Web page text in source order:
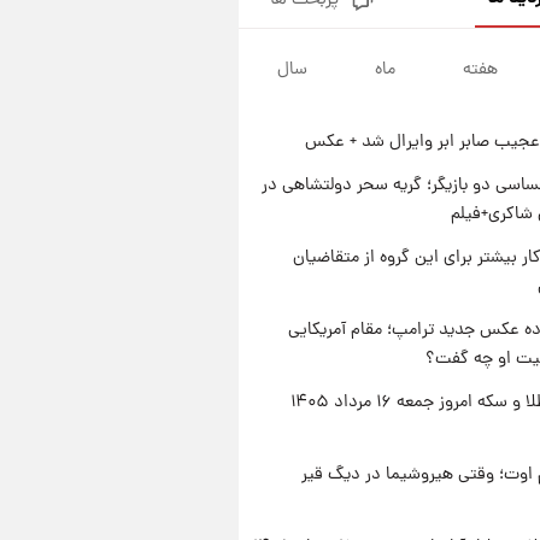
جزئیات فعال‌سازی «کیف پول
ایران» اعلام شد+فیلم
۱ روز پیش
۱۵ مرداد ۱۴۰۵ +جدول
قیمت طلا و سکه امروز پنجشنبه
۱۵ مرداد ۱۴۰۵
شارژ جدید کالابرگ برای سه
هفته ماه سال
صابر ابر وایرال شد + عکس
دو بازیگر؛ گریه سحر دولتشاهی در
بیشتر برای این گروه از متقاضیان
عکس جدید ترامپ؛ مقام آمریکایی
او چه گفت؟
قیمت طلا و سکه امروز جمعه ۱۶ مرداد ۱۴۰۵
وقتی هیروشیما در دیگ قیر